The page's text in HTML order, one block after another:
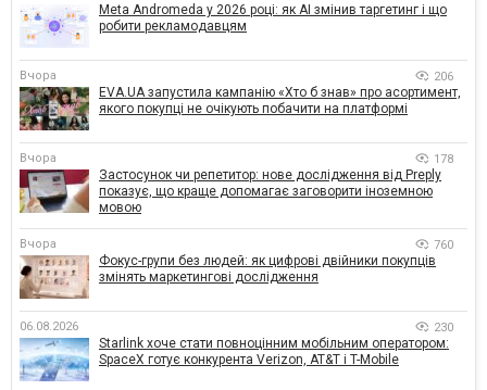
Meta Andromeda у 2026 році: як AI змінив таргетинг і що
робити рекламодавцям
Вчора 206
EVA.UA запустила кампанію «Хто б знав» про асортимент,
якого покупці не очікують побачити на платформі
Вчора 178
Застосунок чи репетитор: нове дослідження від Preply
показує, що краще допомагає заговорити іноземною
мовою
Вчора 760
Фокус-групи без людей: як цифрові двійники покупців
змінять маркетингові дослідження
06.08.2026 230
Starlink хоче стати повноцінним мобільним оператором:
SpaceX готує конкурента Verizon, AT&T і T-Mobile